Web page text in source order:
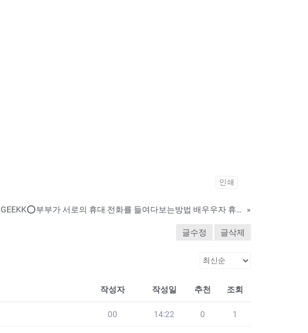
인쇄
⭕️ㅋ ㅏ톡GEEKK⭕️부부가 서로의 휴대 전화를 들여다보는방법 배우우자 휴대폰 스파이 활동 배우자(파트너)의 휴대전화 체크에 관한 실태조사 배우자의 휴대전화를 마음대로 보고 증거를 모으면 불법? 증거 수집 불륜의 증거로서 »
글수정 글삭제
작성자 작성일 추천 조회
00 14:22 0 1